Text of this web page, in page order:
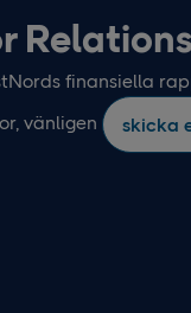
Relations
finansiella
vänligen
skicka